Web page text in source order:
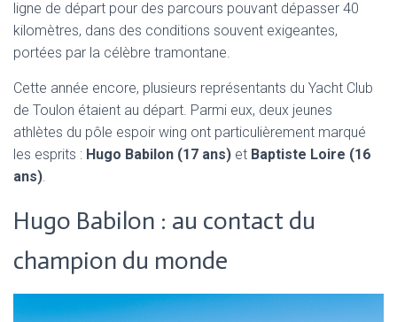
ligne de départ pour des parcours pouvant dépasser 40
kilomètres, dans des conditions souvent exigeantes,
portées par la célèbre tramontane.
Cette année encore, plusieurs représentants du Yacht Club
de Toulon étaient au départ. Parmi eux, deux jeunes
athlètes du pôle espoir wing ont particulièrement marqué
les esprits : Hugo Babilon (17 ans) et Baptiste Loire (16
ans).
Hugo Babilon : au contact du
champion du monde